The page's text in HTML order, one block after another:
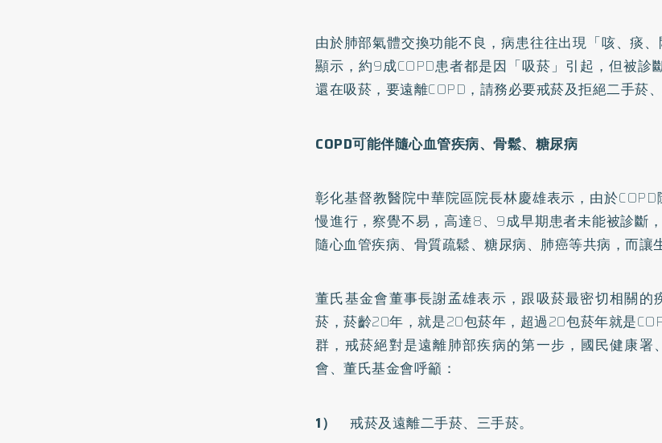
由於肺部氣體交換功能不良，病患往往出現「咳、痰
顯示，約9成COPD患者都是因「吸菸」引起，但被診
還在吸菸，要遠離COPD，請務必要戒菸及拒絕二手菸
COPD可能伴隨心血管疾病、骨鬆、 糖尿病
彰化基督教醫院中華院區院長林慶雄表示，由於
慢進行，察覺不易，高達8、9成早期患者未能被診斷
隨心血管疾病、骨質疏鬆、糖尿病、 肺癌等共病，而讓
董氏基金會董事長謝孟雄表示，跟吸菸最密切相關的
菸，菸齡20年，就是20包菸年，超過20包菸年就是
群，戒菸絕對是遠離肺部疾病的第一步，國民健康署
會、董氏基金會呼籲：
1） 戒菸及遠離二手菸、三手菸。